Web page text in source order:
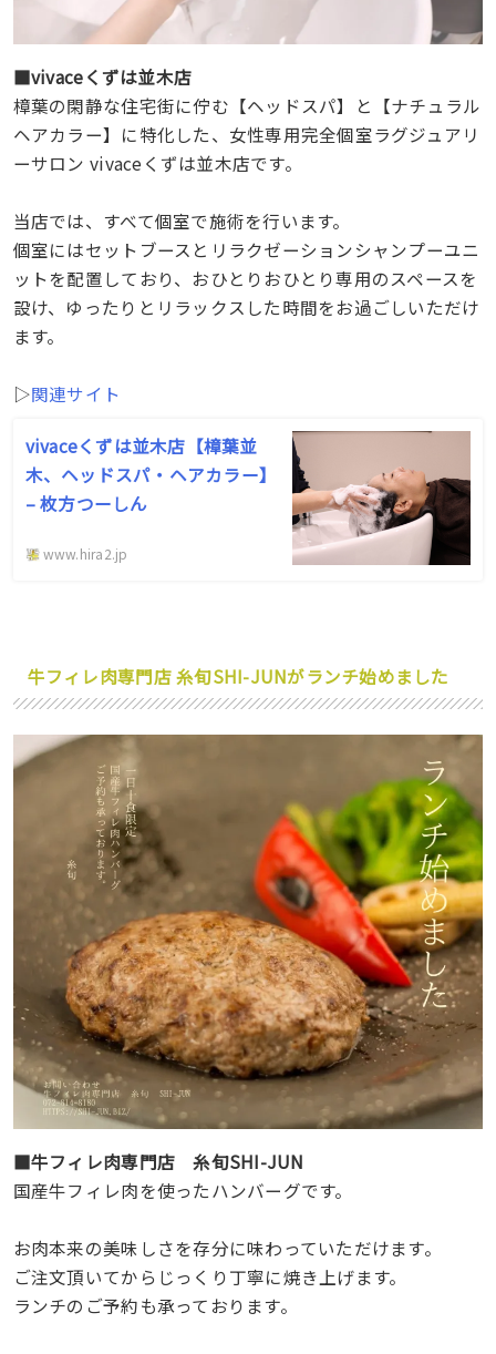
■vivaceくずは並木店
樟葉の閑静な住宅街に佇む【ヘッドスパ】と【ナチュラル
ヘアカラー】に特化した、女性専用完全個室ラグジュアリ
ーサロン vivaceくずは並木店です。
当店では、すべて個室で施術を行います。
個室にはセットブースとリラクゼーションシャンプーユニ
ットを配置しており、おひとりおひとり専用のスペースを
設け、ゆったりとリラックスした時間をお過ごしいただけ
ます。
▷関連サイト
vivaceくずは並木店【樟葉並
木、ヘッドスパ・ヘアカラー】
– 枚方つーしん
www.hira2.jp
牛フィレ肉専門店 糸旬SHI-JUNがランチ始めました
■牛フィレ肉専門店 糸旬SHI-JUN
国産牛フィレ肉を使ったハンバーグです。
お肉本来の美味しさを存分に味わっていただけます。
ご注文頂いてからじっくり丁寧に焼き上げます。
ランチのご予約も承っております。